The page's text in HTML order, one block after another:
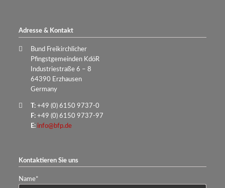
Adresse & Kontakt
Bund Freikirchlicher
Pfingstgemeinden KdöR
Industriestraße 6 – 8
64390 Erzhausen
Germany
T: +49 (0) 6150 9737-0
F: +49 (0) 6150 9737-97
E: info@bfp.de
Kontaktieren Sie uns
Pflichtfeld
Name*